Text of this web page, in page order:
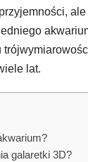
lat.
galaretki 3D?